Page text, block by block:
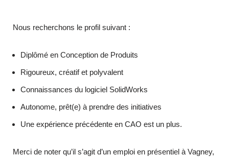
Nous recherchons le profil suivant :
Diplômé en Conception de Produits
Rigoureux, créatif et polyvalent
Connaissances du logiciel SolidWorks
Autonome, prêt(e) à prendre des initiatives
Une expérience précédente en CAO est un plus.
Merci de noter qu’il s’agit d’un emploi en présentiel à Vagney,